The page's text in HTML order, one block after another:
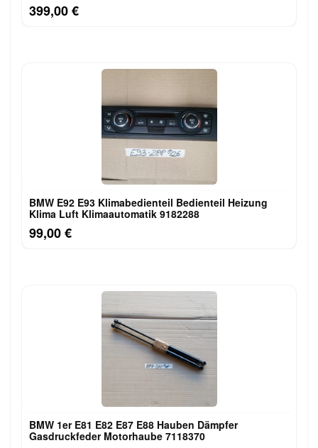
399,00 €
BMW E92 E93 Klimabedienteil Bedienteil Heizung
Klima Luft Klimaautomatik 9182288
99,00 €
BMW 1er E81 E82 E87 E88 Hauben Dämpfer
Gasdruckfeder Motorhaube 7118370